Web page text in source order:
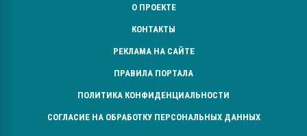
О ПРОЕКТЕ
КОНТАКТЫ
РЕКЛАМА НА САЙТЕ
ПРАВИЛА ПОРТАЛА
ПОЛИТИКА КОНФИДЕНЦИАЛЬНОСТИ
СОГЛАСИЕ НА ОБРАБОТКУ ПЕРСОНАЛЬНЫХ ДАННЫХ